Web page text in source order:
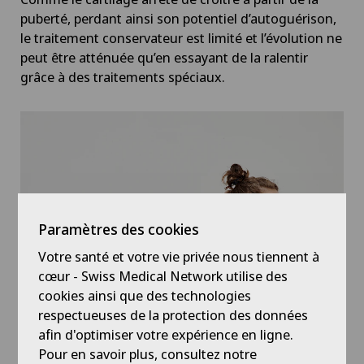
Chirurgie du coude
Chirurgie du genou
Chirurgie générale
Chirurgie hépatobiliaire (chirurgie du foie)
Chirurgie mini-invasive
Chirurgie oncologique
puberté, perdant ainsi son potentiel d’autoguérison,
le traitement conservateur est limité et l’évolution ne
peut être atténuée qu’en essayant de la ralentir
grâce à des traitements spéciaux.
Paramètres des cookies
Votre santé et votre vie privée nous tiennent à
cœur - Swiss Medical Network utilise des
cookies ainsi que des technologies
respectueuses de la protection des données
afin d'optimiser votre expérience en ligne.
Pour en savoir plus, consultez notre